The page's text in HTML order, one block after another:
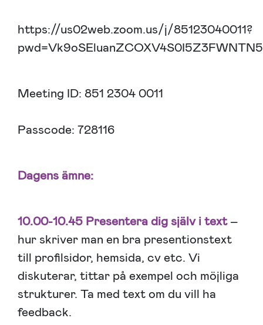
https://us02web.zoom.us/j/85123040011?
Meeting ID: 851 2304 0011
Passcode: 728116
Dagens ämne:
10.00-10.45 Presentera dig själv i text–
hur skriver man en bra presentionstext
till profilsidor, hemsida, cv etc. Vi
diskuterar, tittar på exempel och möjliga
strukturer. Ta med text om du vill ha
feedback.